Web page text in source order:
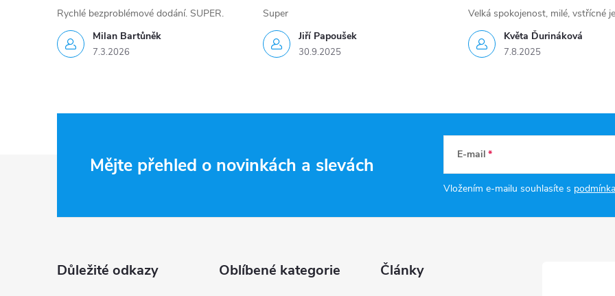
Milan Bartůněk
7.3.2026
Rychlé bezproblémové dodání. SUPER.
Jiří Papoušek
30.9.2025
Super
Květa Ďurináková
7.8.2025
Velká spokojenost, milé, vstřícné
Mějte přehled o novinkách a slevách E-mail
Vložením e-mailu souhlasíte s
Důležité odkazy Oblíbené kategorie Články